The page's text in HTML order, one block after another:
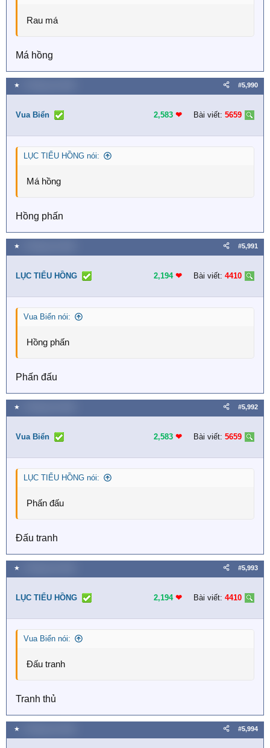
Rau má
Má hồng
★ #5,990
Vua Biển 2,583 ❤︎ Bài viết: 5659
LỤC TIỂU HỒNG nói:
Má hồng
Hồng phấn
★ #5,991
LỤC TIỂU HỒNG 2,194 ❤︎ Bài viết: 4410
Vua Biển nói:
Hồng phấn
Phấn đấu
★ #5,992
Vua Biển 2,583 ❤︎ Bài viết: 5659
LỤC TIỂU HỒNG nói:
Phấn đấu
Đấu tranh
★ #5,993
LỤC TIỂU HỒNG 2,194 ❤︎ Bài viết: 4410
Vua Biển nói:
Đấu tranh
Tranh thủ
★ #5,994